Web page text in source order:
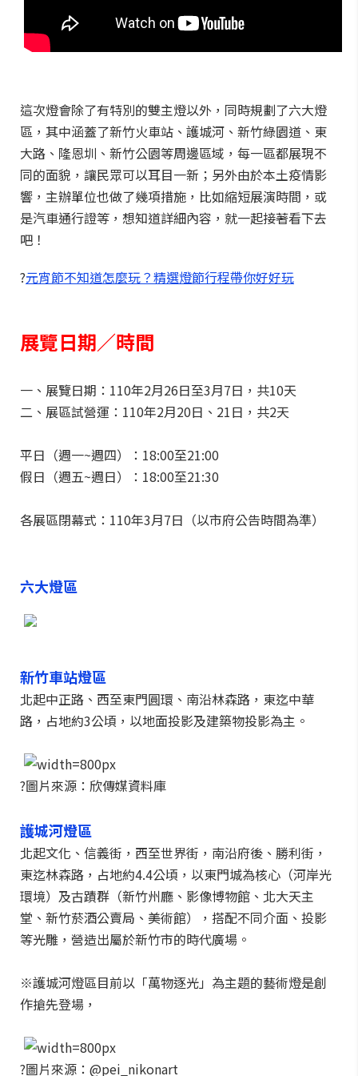
這次燈會除了有特別的雙主燈以外，同時規劃了六大燈
區，其中涵蓋了新竹火車站、護城河、新竹綠園道、東
大路、隆恩圳、新竹公園等周邊區域，每一區都展現不
同的面貌，讓民眾可以耳目一新；另外由於本土疫情影
響，主辦單位也做了幾項措施，比如縮短展演時間，或
是汽車通行證等，想知道詳細內容，就一起接著看下去
吧！
?元宵節不知道怎麼玩？精選燈節行程帶你好好玩
展覽日期／時間
一、展覽日期：110年2月26日至3月7日，共10天
二、展區試營運：110年2月20日、21日，共2天
平日（週一~週四）：18:00至21:00
假日（週五~週日）：18:00至21:30
各展區閉幕式：110年3月7日（以市府公告時間為準）
六大燈區
新竹車站燈區
北起中正路、西至東門圓環、南沿林森路，東迄中華
路，占地約3公頃，以地面投影及建築物投影為主。
?圖片來源：欣傳媒資料庫
護城河燈區
北起文化、信義街，西至世界街，南沿府後、勝利街，
東迄林森路，占地約4.4公頃，以東門城為核心（河岸光
環境）及古蹟群（新竹州廳、影像博物館、北大天主
堂、新竹菸酒公賣局、美術館），搭配不同介面、投影
等光雕，營造出屬於新竹市的時代廣場。
※護城河燈區目前以「萬物逐光」為主題的藝術燈是創
作搶先登場，
?圖片來源：@pei_nikonart